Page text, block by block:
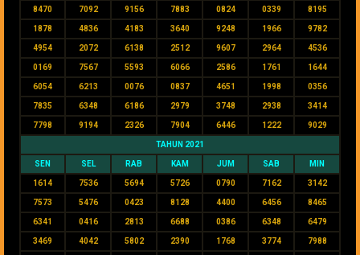
8470 7092 9156 7883 0824 0339 8195
1878 4836 4183 3640 9248 1966 9782
4954 2072 6138 2512 9607 2964 4536
0169 7567 5593 6066 2586 1761 1644
6054 6213 0076 0837 4651 1998 0356
7835 6348 6186 2979 3748 2938 3414
7798 9194 2326 7904 6446 1222 9029
TAHUN 2021
SEN SEL RAB KAM JUM SAB MIN
1614 7536 5694 5726 0790 7162 3142
7573 5476 0423 8128 4400 6456 8465
6341 0416 2813 6688 0386 6348 6479
3469 4042 5802 2390 1768 3774 7988